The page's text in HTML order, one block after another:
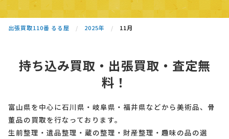
出張買取110番 るる屋 2025年 11月
持ち込み買取・出張買取・査定無
料！
富山県を中心に石川県・岐阜県・福井県などから美術品、骨
董品の買取を行なっております。
生前整理・遺品整理・蔵の整理・財産整理・趣味の品の選